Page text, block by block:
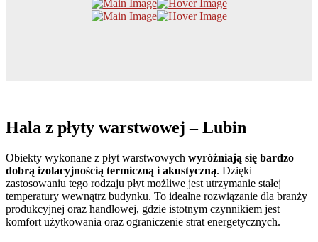
Hala z płyty warstwowej – Lubin
Obiekty wykonane z płyt warstwowych wyróżniają się bardzo
dobrą izolacyjnością termiczną i akustyczną. Dzięki
zastosowaniu tego rodzaju płyt możliwe jest utrzymanie stałej
temperatury wewnątrz budynku. To idealne rozwiązanie dla branży
produkcyjnej oraz handlowej, gdzie istotnym czynnikiem jest
komfort użytkowania oraz ograniczenie strat energetycznych.